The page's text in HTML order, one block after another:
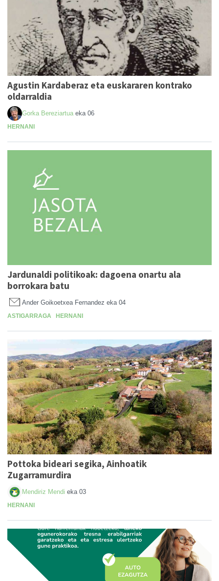
Agustin Kardaberaz eta euskararen kontrako
oldarraldia
Gorka Bereziartua eka 06
HERNANI
Jardunaldi politikoak: dagoena onartu ala
borrokara batu
Ander Goikoetxea Fernandez eka 04
ASTIGARRAGA HERNANI
Pottoka bideari segika, Ainhoatik
Zugarramurdira
Mendiriz Mendi eka 03
HERNANI